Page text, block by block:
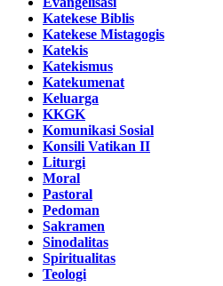
Katekese Biblis
Katekese Mistagogis
Katekis
Katekismus
Katekumenat
Keluarga
KKGK
Komunikasi Sosial
Konsili Vatikan II
Liturgi
Moral
Pastoral
Pedoman
Sakramen
Sinodalitas
Spiritualitas
Teologi